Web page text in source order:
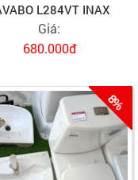
L284VT INAX
Giá:
680.000đ
8%